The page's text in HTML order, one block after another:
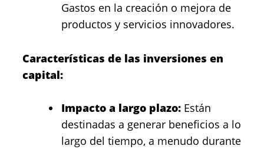
Gastos en la creación o mejora de
productos y servicios innovadores.
Características de las inversiones en
capital:
Impacto a largo plazo: Están
destinadas a generar beneficios a lo
largo del tiempo, a menudo durante